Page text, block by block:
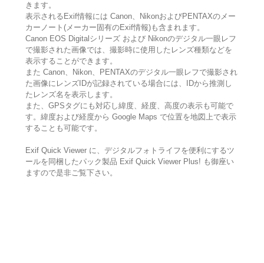
きます。
表示されるExif情報には Canon、NikonおよびPENTAXのメー
カーノート(メーカー固有のExif情報)も含まれます。
Canon EOS Digitalシリーズ および Nikonのデジタル一眼レフ
で撮影された画像では、撮影時に使用したレンズ種類などを
表示することができます。
また Canon、Nikon、PENTAXのデジタル一眼レフで撮影され
た画像にレンズIDが記録されている場合には、IDから推測し
たレンズ名を表示します。
また、GPSタグにも対応し緯度、経度、高度の表示も可能で
す。緯度および経度から Google Maps で位置を地図上で表示
することも可能です。
Exif Quick Viewer に、デジタルフォトライフを便利にするツ
ールを同梱したパック製品 Exif Quick Viewer Plus! も御座い
ますので是非ご覧下さい。